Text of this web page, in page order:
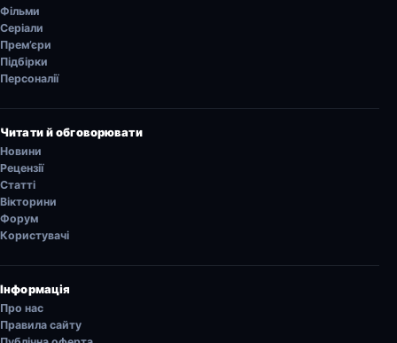
Фільми
Серіали
Прем’єри
Підбірки
Персоналії
Читати й обговорювати
Новини
Рецензії
Статті
Вікторини
Форум
Користувачі
Інформація
Про нас
Правила сайту